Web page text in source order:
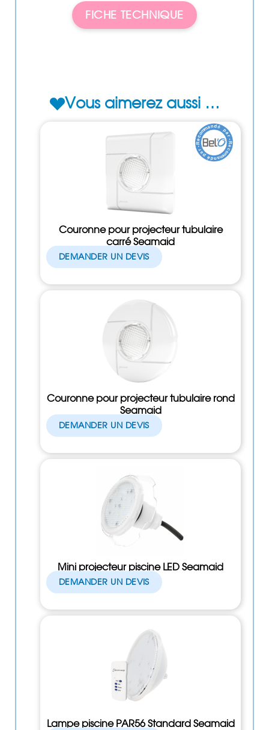
FICHE TECHNIQUE
Vous aimerez aussi …
Couronne pour projecteur tubulaire
carré Seamaid
DEMANDER UN DEVIS
Couronne pour projecteur tubulaire rond
Seamaid
DEMANDER UN DEVIS
Mini projecteur piscine LED Seamaid
DEMANDER UN DEVIS
Lampe piscine PAR56 Standard Seamaid